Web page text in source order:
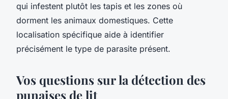
qui infestent plutôt les tapis et les zones où
dorment les animaux domestiques. Cette
localisation spécifique aide à identifier
précisément le type de parasite présent.
Vos questions sur la détection des
punaises de lit